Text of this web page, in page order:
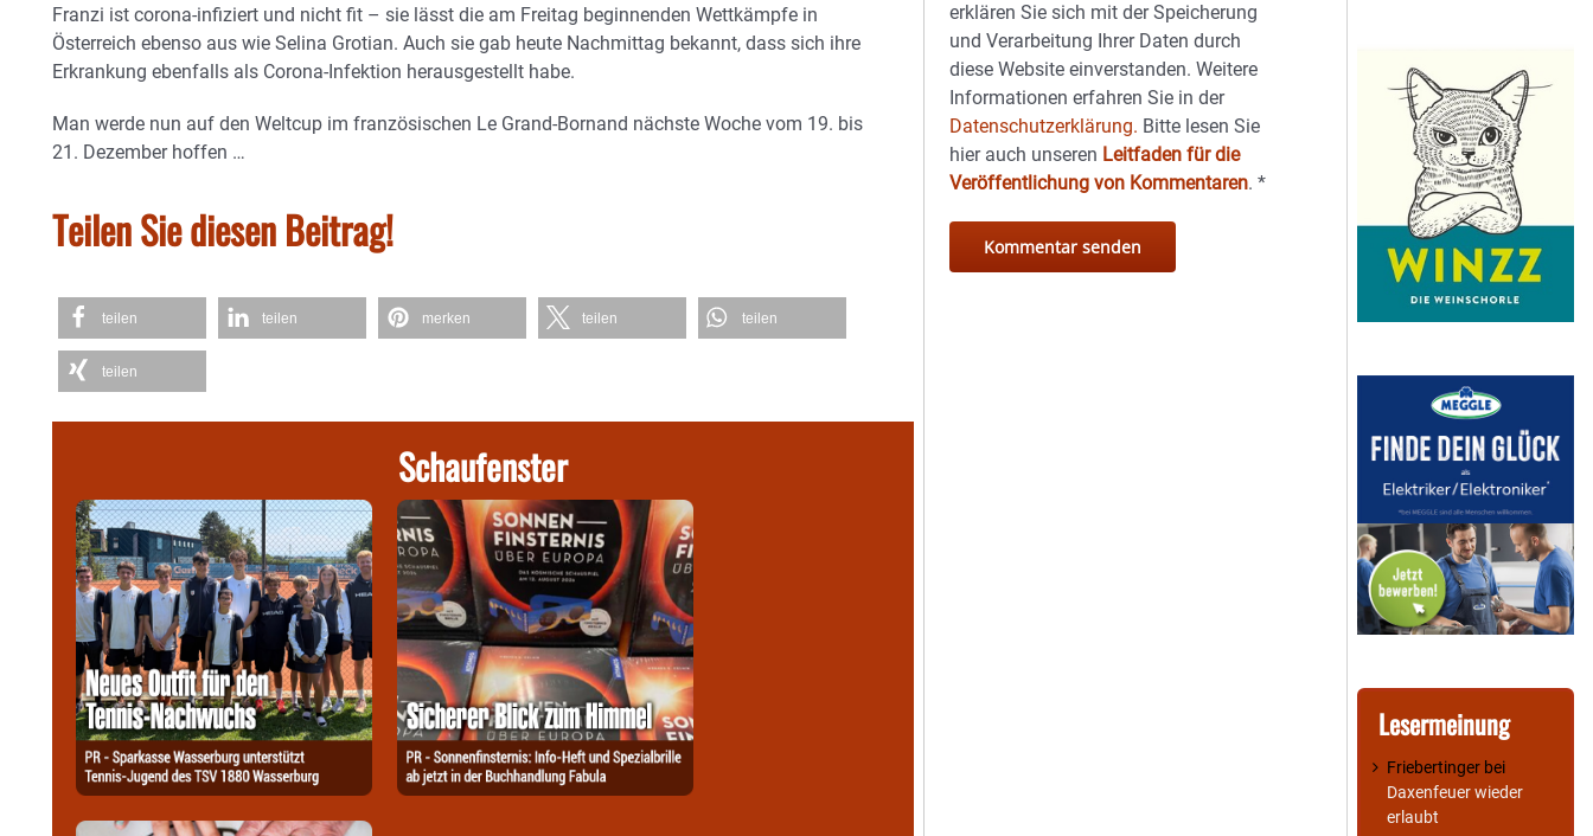
Franzi ist corona-infiziert und nicht fit – sie lässt die am Freitag beginnenden Wettkämpfe in
Österreich ebenso aus wie Selina Grotian. Auch sie gab heute Nachmittag bekannt, dass sich ihre
Erkrankung ebenfalls als Corona-Infektion herausgestellt habe.
Man werde nun auf den Weltcup im französischen Le Grand-Bornand nächste Woche vom 19. bis
21. Dezember hoffen …
Teilen Sie diesen Beitrag!
teilen teilen merken teilen teilen
teilen
Schaufenster
erklären Sie sich mit der Speicherung
und Verarbeitung Ihrer Daten durch
diese Website einverstanden. Weitere
Informationen erfahren Sie in der
Datenschutzerklärung. Bitte lesen Sie
hier auch unseren Leitfaden für die
Veröffentlichung von Kommentaren.*
Lesermeinung
Friebertinger bei
Daxenfeuer wieder
erlaubt